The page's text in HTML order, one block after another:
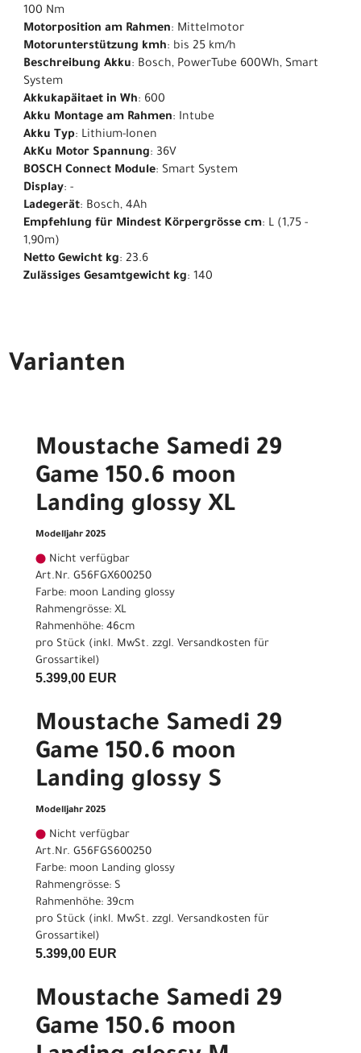
100 Nm
Motorposition am Rahmen: Mittelmotor
Motorunterstützung kmh: bis 25 km/h
Beschreibung Akku: Bosch, PowerTube 600Wh, Smart
System
Akkukapäitaet in Wh: 600
Akku Montage am Rahmen: Intube
Akku Typ: Lithium-Ionen
AkKu Motor Spannung: 36V
BOSCH Connect Module: Smart System
Display: -
Ladegerät: Bosch, 4Ah
Empfehlung für Mindest Körpergrösse cm: L (1,75 -
1,90m)
Netto Gewicht kg: 23.6
Zulässiges Gesamtgewicht kg: 140
Varianten
Moustache Samedi 29
Game 150.6 moon
Landing glossy XL
Modelljahr 2025
Nicht verfügbar
Art.Nr. G56FGX600250
Farbe: moon Landing glossy
Rahmengrösse: XL
Rahmenhöhe: 46cm
pro Stück (inkl. MwSt. zzgl. Versandkosten für
Grossartikel)
5.399,00 EUR
Moustache Samedi 29
Game 150.6 moon
Landing glossy S
Modelljahr 2025
Nicht verfügbar
Art.Nr. G56FGS600250
Farbe: moon Landing glossy
Rahmengrösse: S
Rahmenhöhe: 39cm
pro Stück (inkl. MwSt. zzgl. Versandkosten für
Grossartikel)
5.399,00 EUR
Moustache Samedi 29
Game 150.6 moon